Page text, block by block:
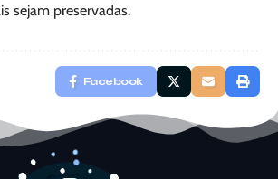
sejam preservadas.
Facebook